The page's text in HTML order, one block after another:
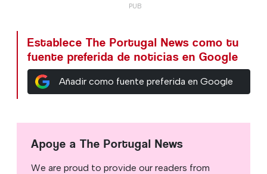
Establece The Portugal News como tu
fuente preferida de noticias en Google
Añadir como fuente preferida en Google
Apoye a The Portugal News
We are proud to provide our readers from